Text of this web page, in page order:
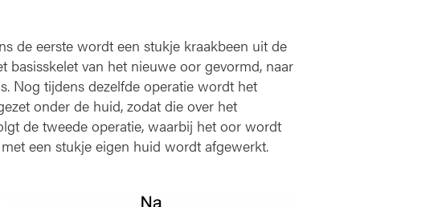
de eerste wordt een stukje kraakbeen uit de
van het nieuwe oor gevormd, naar
Nog tijdens dezelfde operatie wordt het
onder de huid, zodat die over het
de tweede operatie, waarbij het oor wordt
een stukje eigen huid wordt afgewerkt.